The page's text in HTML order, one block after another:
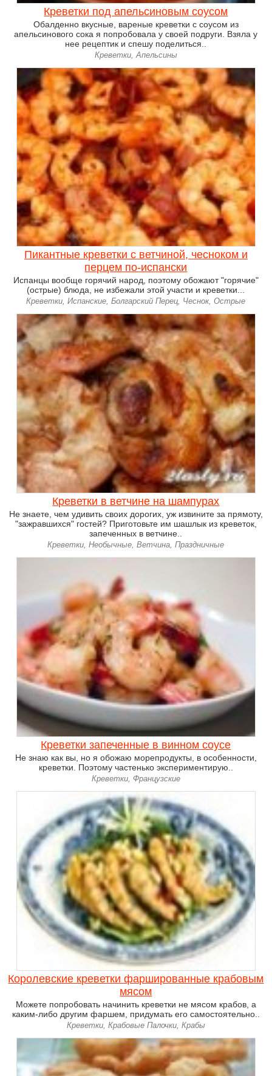
Креветки под апельсиновым соусом
Обалденно вкусные, вареные креветки с соусом из
апельсинового сока я попробовала у своей подруги. Взяла у
нее рецептик и спешу поделиться..
Креветки, Апельсины
Пикантные креветки с ветчиной, чесноком и
перцем по-испански
Испанцы вообще горячий народ, поэтому обожают "горячие"
(острые) блюда, не избежали этой участи и креветки...
Креветки, Испанские, Болгарский Перец, Чеснок, Острые
Креветки в ветчине на шампурах
Не знаете, чем удивить своих дорогих, уж извините за прямоту,
"зажравшихся" гостей? Приготовьте им шашлык из креветок,
запеченных в ветчине..
Креветки, Необычные, Ветчина, Праздничные
Креветки запеченные в винном соусе
Не знаю как вы, но я обожаю морепродукты, в особенности,
креветки. Поэтому частенько экспериментирую..
Креветки, Французские
Королевские креветки фаршированные крабовым
мясом
Можете попробовать начинить креветки не мясом крабов, а
каким-либо другим фаршем, придумать его самостоятельно..
Креветки, Крабовые Палочки, Крабы